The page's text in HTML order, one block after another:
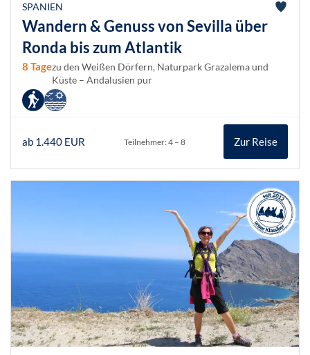
SPANIEN
Wandern & Genuss von Sevilla über
Ronda bis zum Atlantik
8 Tagezu den Weißen Dörfern, Naturpark Grazalema und
Küste – Andalusien pur
ab 1.440 EUR Teilnehmer: 4 – 8 Zur Reise